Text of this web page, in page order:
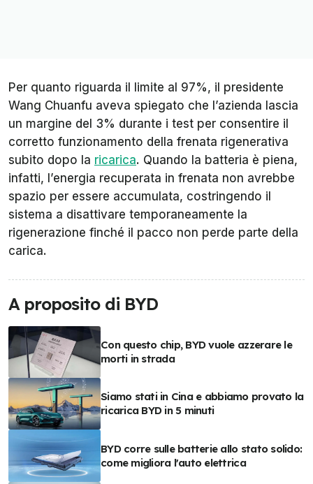
Per quanto riguarda il limite al 97%, il presidente
Wang Chuanfu aveva spiegato che l’azienda lascia
un margine del 3% durante i test per consentire il
corretto funzionamento della frenata rigenerativa
subito dopo la ricarica. Quando la batteria è piena,
infatti, l’energia recuperata in frenata non avrebbe
spazio per essere accumulata, costringendo il
sistema a disattivare temporaneamente la
rigenerazione finché il pacco non perde parte della
carica.
A proposito di BYD
Con questo chip, BYD vuole azzerare le
morti in strada
Siamo stati in Cina e abbiamo provato la
ricarica BYD in 5 minuti
BYD corre sulle batterie allo stato solido:
come migliora l'auto elettrica